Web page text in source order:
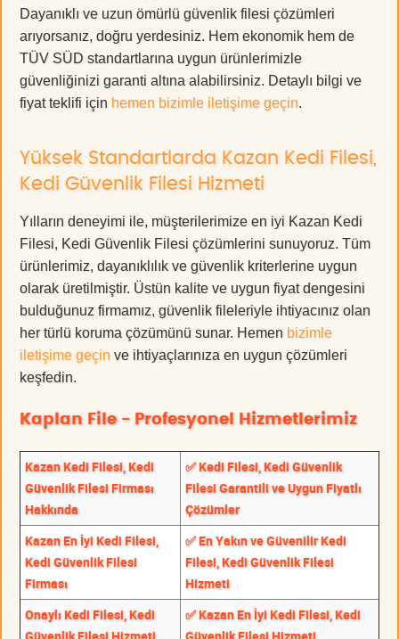
Dayanıklı ve uzun ömürlü güvenlik filesi çözümleri
arıyorsanız, doğru yerdesiniz. Hem ekonomik hem de
TÜV SÜD standartlarına uygun ürünlerimizle
güvenliğinizi garanti altına alabilirsiniz. Detaylı bilgi ve
fiyat teklifi için hemen bizimle iletişime geçin.
Yüksek Standartlarda Kazan Kedi Filesi,
Kedi Güvenlik Filesi Hizmeti
Yılların deneyimi ile, müşterilerimize en iyi Kazan Kedi
Filesi, Kedi Güvenlik Filesi çözümlerini sunuyoruz. Tüm
ürünlerimiz, dayanıklılık ve güvenlik kriterlerine uygun
olarak üretilmiştir. Üstün kalite ve uygun fiyat dengesini
bulduğunuz firmamız, güvenlik fileleriyle ihtiyacınız olan
her türlü koruma çözümünü sunar. Hemen bizimle
iletişime geçin ve ihtiyaçlarınıza en uygun çözümleri
keşfedin.
Kaplan File - Profesyonel Hizmetlerimiz
Kazan Kedi Filesi, Kedi
Güvenlik Filesi Firması
Hakkında
✅ Kedi Filesi, Kedi Güvenlik
Filesi Garantili ve Uygun Fiyatlı
Çözümler
Kazan En İyi Kedi Filesi,
Kedi Güvenlik Filesi
Firması
✅ En Yakın ve Güvenilir Kedi
Filesi, Kedi Güvenlik Filesi
Hizmeti
Onaylı Kedi Filesi, Kedi
✅ Kazan En İyi Kedi Filesi, Kedi